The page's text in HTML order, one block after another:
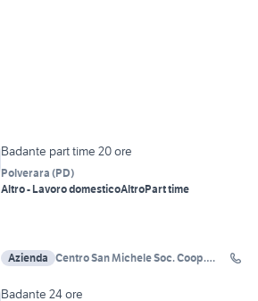
Badante part time 20 ore
Polverara (PD)
Altro - Lavoro domesticoAltroPart time
Azienda Centro San Michele Soc. Coop.
Badante 24 ore